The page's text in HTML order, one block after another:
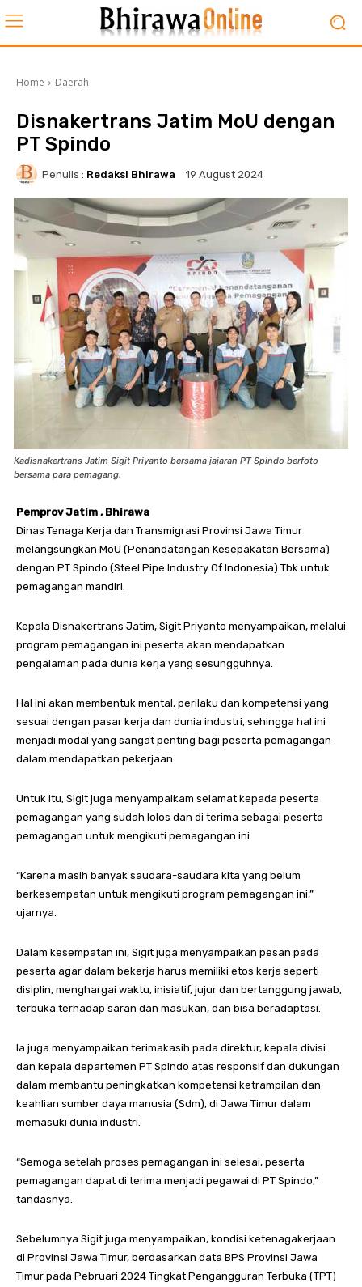
Home Daerah
Disnakertrans Jatim MoU dengan
PT Spindo
Penulis : Redaksi Bhirawa 19 August 2024
Kadisnakertrans Jatim Sigit Priyanto bersama jajaran PT Spindo berfoto
bersama para pemagang.
Pemprov Jatim , Bhirawa
Dinas Tenaga Kerja dan Transmigrasi Provinsi Jawa Timur
melangsungkan MoU (Penandatangan Kesepakatan Bersama)
dengan PT Spindo (Steel Pipe Industry Of Indonesia) Tbk untuk
pemagangan mandiri.
Kepala Disnakertrans Jatim, Sigit Priyanto menyampaikan, melalui
program pemagangan ini peserta akan mendapatkan
pengalaman pada dunia kerja yang sesungguhnya.
Hal ini akan membentuk mental, perilaku dan kompetensi yang
sesuai dengan pasar kerja dan dunia industri, sehingga hal ini
menjadi modal yang sangat penting bagi peserta pemagangan
dalam mendapatkan pekerjaan.
Untuk itu, Sigit juga menyampaikam selamat kepada peserta
pemagangan yang sudah lolos dan di terima sebagai peserta
pemagangan untuk mengikuti pemagangan ini.
“Karena masih banyak saudara-saudara kita yang belum
berkesempatan untuk mengikuti program pemagangan ini,”
ujarnya.
Dalam kesempatan ini, Sigit juga menyampaikan pesan pada
peserta agar dalam bekerja harus memiliki etos kerja seperti
disiplin, menghargai waktu, inisiatif, jujur dan bertanggung jawab,
terbuka terhadap saran dan masukan, dan bisa beradaptasi.
Ia juga menyampaikan terimakasih pada direktur, kepala divisi
dan kepala departemen PT Spindo atas responsif dan dukungan
dalam membantu peningkatkan kompetensi ketrampilan dan
keahlian sumber daya manusia (Sdm), di Jawa Timur dalam
memasuki dunia industri.
“Semoga setelah proses pemagangan ini selesai, peserta
pemagangan dapat di terima menjadi pegawai di PT Spindo,”
tandasnya.
Sebelumnya Sigit juga menyampaikan, kondisi ketenagakerjaan
di Provinsi Jawa Timur, berdasarkan data BPS Provinsi Jawa
Timur pada Pebruari 2024 Tingkat Pengangguran Terbuka (TPT)